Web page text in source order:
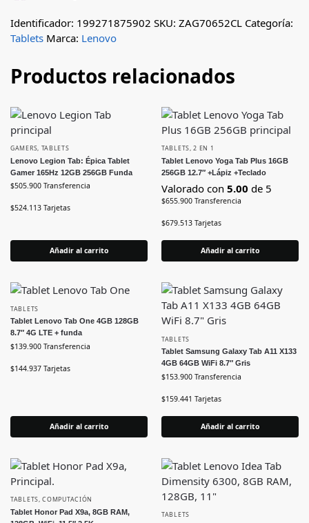
Identificador: 199271875902 SKU: ZAG70652CL Categoría:
Tablets Marca: Lenovo
Productos relacionados
GAMERS, TABLETS
Lenovo Legion Tab: Épica Tablet
Gamer 165Hz 12GB 256GB Funda
$505.900 Transferencia
$524.113 Tarjetas
Añadir al carrito
TABLETS,2 EN 1
Tablet Lenovo Yoga Tab Plus 16GB
256GB 12.7″ +Lápiz +Teclado
Valorado con 5.00 de 5
$655.900 Transferencia
$679.513 Tarjetas
Añadir al carrito
TABLETS
Tablet Lenovo Tab One 4GB 128GB
8.7″ 4G LTE + funda
$139.900 Transferencia
$144.937 Tarjetas
Añadir al carrito
TABLETS
Tablet Samsung Galaxy Tab A11 X133
4GB 64GB WiFi 8.7″ Gris
$153.900 Transferencia
$159.441 Tarjetas
Añadir al carrito
TABLETS,COMPUTACIÓN
Tablet Honor Pad X9a, 8GB RAM,
TABLETS